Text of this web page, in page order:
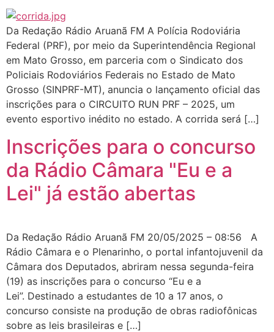
Da Redação Rádio Aruanã FM A Polícia Rodoviária
Federal (PRF), por meio da Superintendência Regional
em Mato Grosso, em parceria com o Sindicato dos
Policiais Rodoviários Federais no Estado de Mato
Grosso (SINPRF-MT), anuncia o lançamento oficial das
inscrições para o CIRCUITO RUN PRF – 2025, um
evento esportivo inédito no estado. A corrida será […]
Inscrições para o concurso
da Rádio Câmara "Eu e a
Lei" já estão abertas
Da Redação Rádio Aruanã FM 20/05/2025 – 08:56 A
Rádio Câmara e o Plenarinho, o portal infantojuvenil da
Câmara dos Deputados, abriram nessa segunda-feira
(19) as inscrições para o concurso “Eu e a
Lei”. Destinado a estudantes de 10 a 17 anos, o
concurso consiste na produção de obras radiofônicas
sobre as leis brasileiras e […]